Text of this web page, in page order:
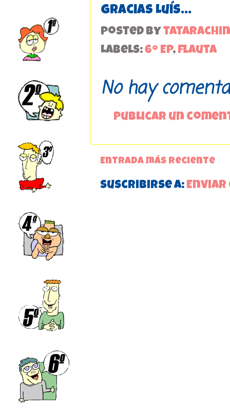
Gracias Luís...
Posted by tatarachin
Labels:6º EP, flauta
No hay
Publicar un
Entrada más reciente
Suscribirse a: Enviar